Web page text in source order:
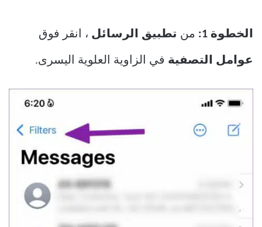
الخطوة 1: من تطبيق الرسائل ، انقر فوق
عوامل التصفية في الزاوية العلوية اليسرى.